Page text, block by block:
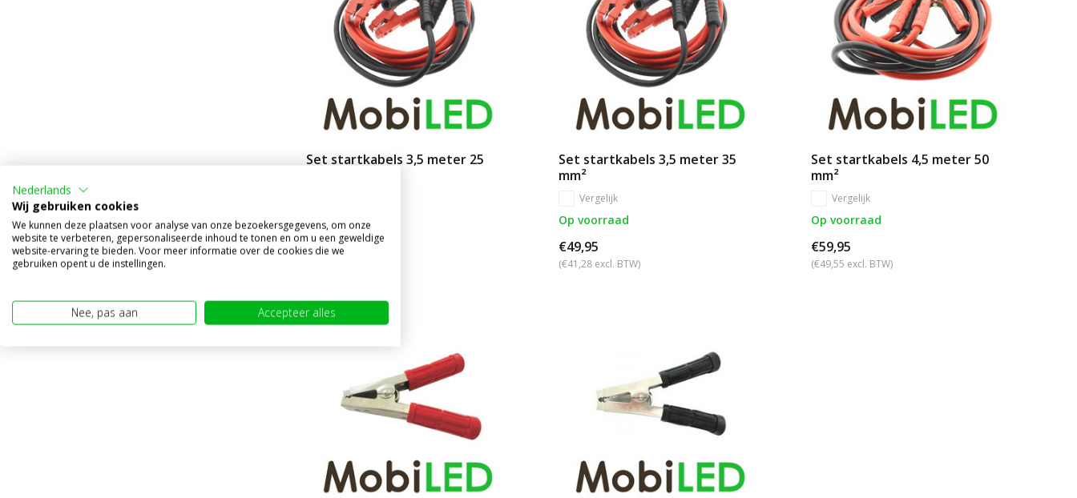
Set startkabels 3,5 meter 25
Op voorraad
€39,95
Set startkabels 3,5 meter 35
mm²
Vergelijk
Op voorraad
€49,95
(€41,28 excl. BTW)
Set startkabels 4,5 meter 50
mm²
Vergelijk
Op voorraad
€59,95
(€49,55 excl. BTW)
Nederlands
Wij gebruiken cookies
We kunnen deze plaatsen voor analyse van onze bezoekersgegevens, om onze
website te verbeteren, gepersonaliseerde inhoud te tonen en om u een geweldige
website-ervaring te bieden. Voor meer informatie over de cookies die we
gebruiken opent u de instellingen.
Nee, pas aan Accepteer alles